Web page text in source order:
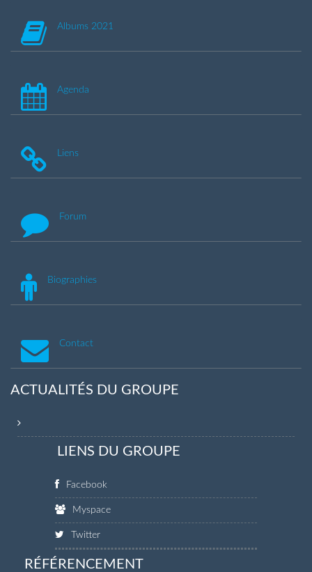
Albums 2021
Agenda
Liens
Forum
Biographies
Contact
ACTUALITÉS DU GROUPE
LIENS DU GROUPE
Facebook
Myspace
Twitter
RÉFÉRENCEMENT